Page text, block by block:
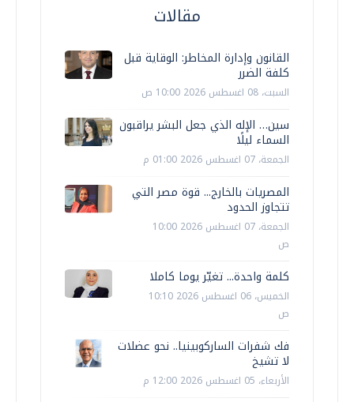
مقالات
القانون وإدارة المخاطر: الوقاية قبل
كلفة الضرر
السبت، 08 اغسطس 2026 10:00 ص
سين… الإله الذي جعل البشر يراقبون
السماء ليلًا
الجمعة، 07 اغسطس 2026 01:00 م
المصريات بالخارج... قوة مصر التي
تتجاوز الحدود
الجمعة، 07 اغسطس 2026 10:00
ص
كلمة واحدة... تغيّر يوما كاملا
الخميس، 06 اغسطس 2026 10:10
ص
فك شفرات الساركوبينيا.. نحو عضلات
لا تشيخ
الأربعاء، 05 اغسطس 2026 12:00 م